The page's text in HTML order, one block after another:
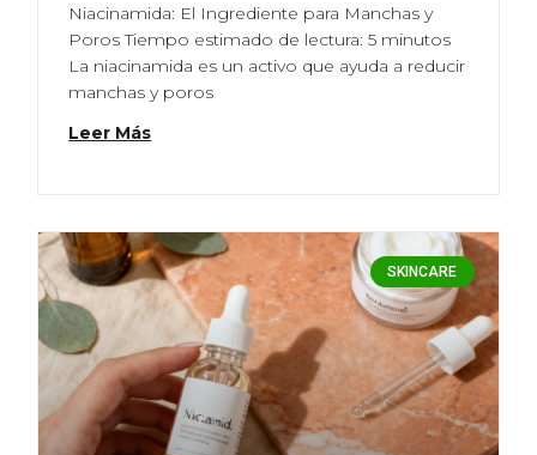
Niacinamida: El Ingrediente para Manchas y
Poros Tiempo estimado de lectura: 5 minutos
La niacinamida es un activo que ayuda a reducir
manchas y poros
Leer Más
SKINCARE